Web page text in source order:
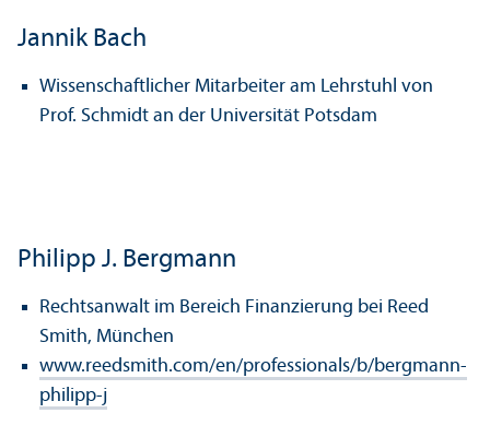
Jannik Bach
Wissenschaft­licher Mitarbeiter am Lehr­stuhl von
Prof. Schmidt an der Universität Potsdam
Philipp J. Bergmann
Rechts­anwalt im Bereich Finanzierung bei Reed
Smith, München
www.reedsmith.com/en/professionals/b/bergmann-
philipp-j